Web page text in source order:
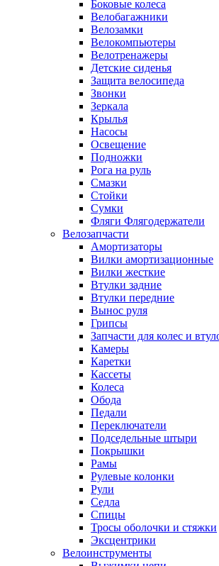
Боковые колеса
Велобагажники
Велозамки
Велокомпьютеры
Велотренажеры
Детские сиденья
Защита велосипеда
Звонки
Зеркала
Крылья
Насосы
Освещение
Подножки
Рога на руль
Смазки
Стойки
Сумки
Фляги Флягодержатели
Велозапчасти
Амортизаторы
Вилки амортизационные
Вилки жесткие
Втулки задние
Втулки передние
Вынос руля
Грипсы
Запчасти для колес и
Камеры
Каретки
Кассеты
Колеса
Обода
Педали
Переключатели
Подседельные штыри
Покрышки
Рамы
Рулевые колонки
Рули
Седла
Спицы
Тросы оболочки и стяжки
Эксцентрики
Велоинструменты